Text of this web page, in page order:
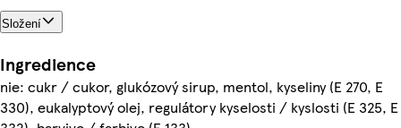
Složení
Ingredience
nie: cukr / cukor, glukózový sirup, mentol, kyseliny (E 270, E
330), eukalyptový olej, regulátory kyselosti / kyslosti (E 325, E